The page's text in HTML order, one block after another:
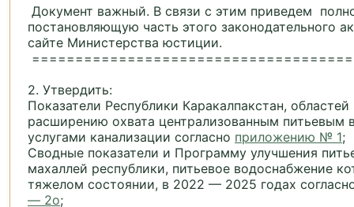
Документ важный. В связи с этим приведем
постановляющую часть этого законодательного
сайте Министерства юстиции.
2. Утвердить:
Показатели Республики Каракалпакстан,
расширению охвата централизованным питьевым
услугами канализации согласно приложению № 1;
Сводные показатели и Программу улучшения
махаллей республики, питьевое водоснабжение
тяжелом состоянии, в 2022 — 2025 годах
— 2о;